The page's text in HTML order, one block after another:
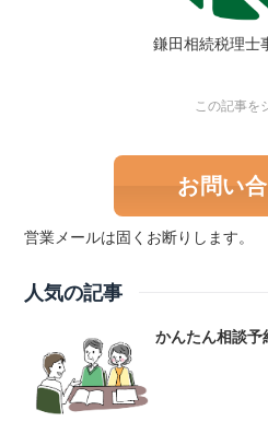
鎌田相続税理士
この記事を
お問い
営業メールは固くお断りします。
人気の記事
かんたん相談予